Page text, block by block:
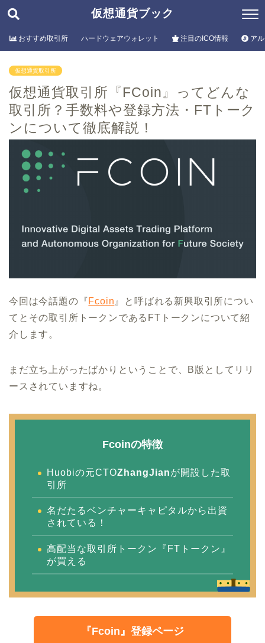
仮想通貨ブック
おすすめ取引所 ハードウェアウォレット 注目のICO情報 ア
仮想通貨取引所
仮想通貨取引所『FCoin』ってどんな
取引所？手数料や登録方法・FTトーク
ンについて徹底解説！
今回は今話題の『Fcoin 』と呼ばれる新興取引所につい
てとその取引所トークンであるFTトークンについて紹
介します。
まだ立ち上がったばかりということで、B版としてリリ
ースされていますね。
Fcoinの特徴
Huobiの元CTOZhangJianが開設した取
引所
名だたるベンチャーキャピタルから出資
されている！
高配当な取引所トークン『FTトークン』
が買える
『Fcoin』登録ページ